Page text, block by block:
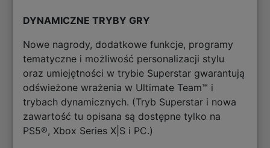
DYNAMICZNE TRYBY GRY
Nowe nagrody, dodatkowe funkcje, programy
tematyczne i możliwość personalizacji stylu
oraz umiejętności w trybie Superstar gwarantują
odświeżone wrażenia w Ultimate Team™ i
trybach dynamicznych. (Tryb Superstar i nowa
zawartość tu opisana są dostępne tylko na
PS5®, Xbox Series X|S i PC.)